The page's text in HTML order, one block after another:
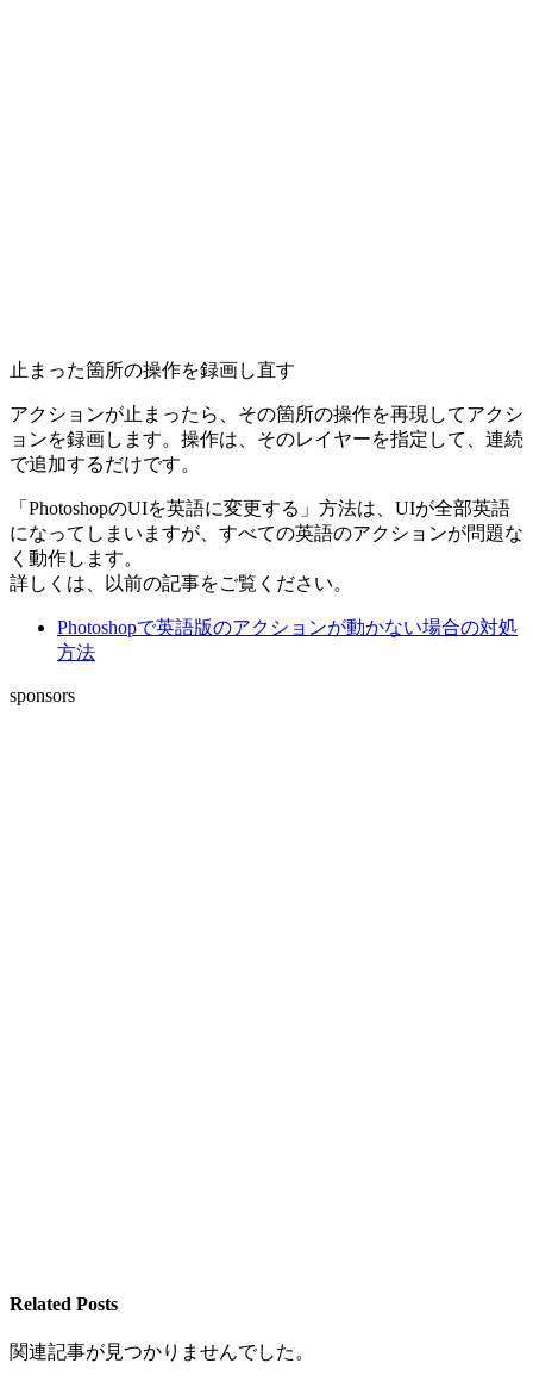
止まった箇所の操作を録画し直す
アクションが止まったら、その箇所の操作を再現してアクシ
ョンを録画します。操作は、そのレイヤーを指定して、連続
で追加するだけです。
「PhotoshopのUIを英語に変更する」方法は、UIが全部英語
になってしまいますが、すべての英語のアクションが問題な
く動作します。
詳しくは、以前の記事をご覧ください。
Photoshopで英語版のアクションが動かない場合の対処
方法
sponsors
Related Posts
関連記事が見つかりませんでした。